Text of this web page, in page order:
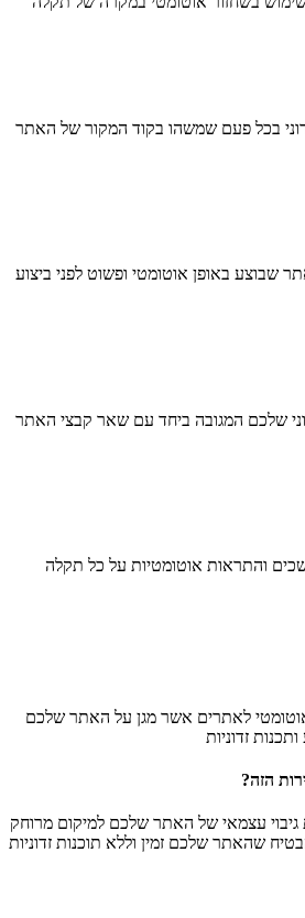
בכל פעם שמשהו בקוד המקור של האתר
שבוצע באופן אוטומטי ופשוט לפני ביצוע
שלכם המגובה ביחד עם שאר קבצי האתר
והתראות אוטומטיות על כל תקלה
אוטומטי לאתרים אשר מגן על האתר שלכם
זדוניות
הזה?
עצמאי של האתר שלכם למיקום מרוחק
שהאתר שלכם זמין וללא תוכנות זדוניות